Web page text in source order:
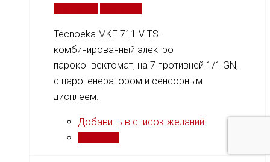
Tecnoeka MKF 711 V TS -
комбинированный электро
пароконвектомат, на 7 противней 1/1 GN,
c парогенератором и сенсорным
дисплеем.
Добавить в список желаний